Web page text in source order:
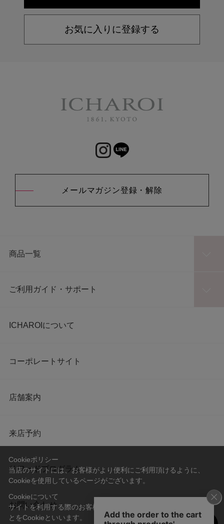
お気に入りに登録する
メールマガジン登録・解除
商品一覧
ご利用ガイド・サポート
ICHAROIについて
コーポレートサイト
店舗案内
来店予約
リワードプログラム
お問い合わせ
Cookieポリシー
当店のサイトには、お客様がより便利にご利用頂けるように、
Cookieを使用しているページがございます。
Cookieについて
サイトを利用する際のお客様情報をPC上で記録管理する技術のこ
とをCookieといいます。